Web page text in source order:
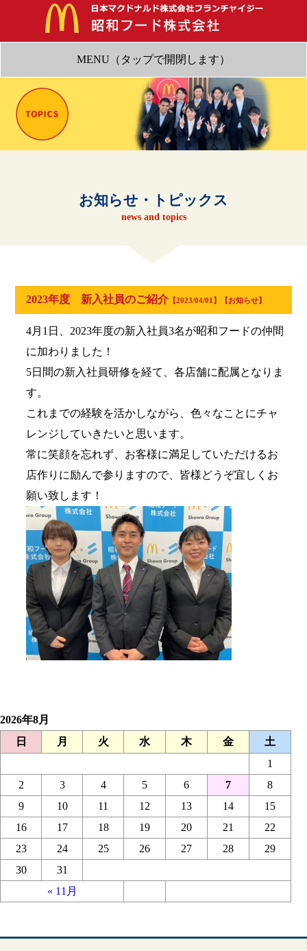
MENU（タップで開閉します）
HOME
店舗情報
採用情報
お問い合わせ
お知らせ・トピックス
news and topics
2023年度 新入社員のご紹介 【2023/04/01】【お知らせ】
4月1日、2023年度の新入社員3名が昭和フードの仲間
に加わりました！
5日間の新入社員研修を経て、各店舗に配属となりま
す。
これまでの経験を活かしながら、色々なことにチャ
レンジしていきたいと思います。
常に笑顔を忘れず、お客様に満足していただけるお
店作りに励んで参りますので、皆様どうぞ宜しくお
願い致します！
2026年8月
日
月 火 水 木 金 土
« 11月
1
2
3 4 5 6 7
8
9
10 11 12 13 14
15
16
17 18 19 20 21
22
23
24 25 26 27 28
29
30
31